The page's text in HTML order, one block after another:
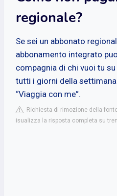
regionale?
Se sei un abbonato
abbonamento integrato
compagnia di chi vuoi tu
tutti i giorni della
“Viaggia con me”.
Richiesta di rimozione della
isualizza la risposta completa su